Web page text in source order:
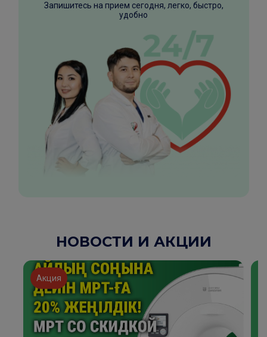
Запишитесь на прием сегодня, легко, быстро,
удобно
НОВОСТИ И АКЦИИ
Акция